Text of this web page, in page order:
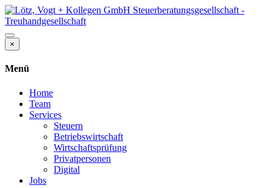
×
Menü
Home
Team
Services
Steuern
Betriebswirtschaft
Wirtschaftsprüfung
Privatpersonen
Digital
Jobs